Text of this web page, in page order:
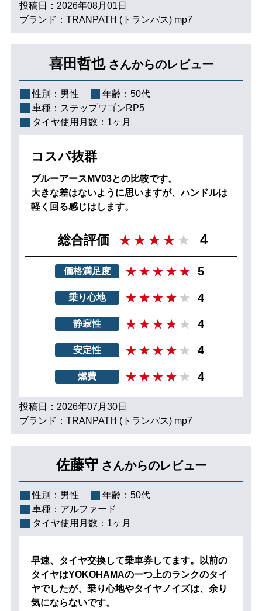
投稿日：2026年08月01日
ブランド：TRANPATH (トランパス) mp7
喜田哲也 さんからのレビュー
性別： 男性 年齢： 50代
車種： ステップワゴンRP5
タイヤ使用月数： 1ヶ月
コスパ抜群
ブルーアースMV03との比較です。
大きな差はないように思いますが、ハンドルは
軽く回る感じはします。
総合評価 4
価格満足度 5
乗り心地 4
静寂性 4
安定性 4
燃費 4
投稿日：2026年07月30日
ブランド：TRANPATH (トランパス) mp7
佐藤守 さんからのレビュー
性別： 男性 年齢： 50代
車種： アルファード
タイヤ使用月数： 1ヶ月
早速、タイヤ交換して乗車券してます。以前の
タイヤはYOKOHAMAの一つ上のランクのタイ
ヤでしたが、乗り心地やタイヤノイズは、余り
気にならないです。